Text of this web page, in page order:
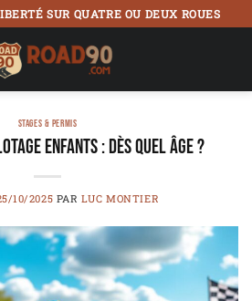
SUR QUATRE OU DEUX ROUES
STAGES & PERMIS
enfants : dès quel âge ?
10/2025 PAR LUC MONTIER